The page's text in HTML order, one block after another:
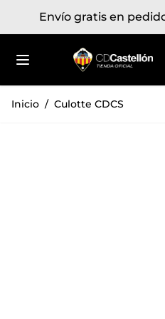
Envío gratis en
Inicio / Culotte CDCS